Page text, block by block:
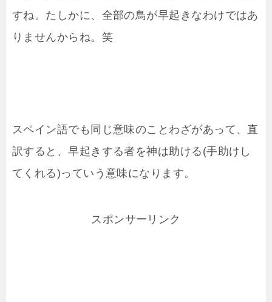
すね。たしかに、全部の鳥が早起きなわけではあ
りませんからね。笑
スペイン語でも同じ意味のことわざがあって、直
訳すると、早起きする者を神は助ける(手助けし
てくれる)っていう意味になります。
スポンサーリンク